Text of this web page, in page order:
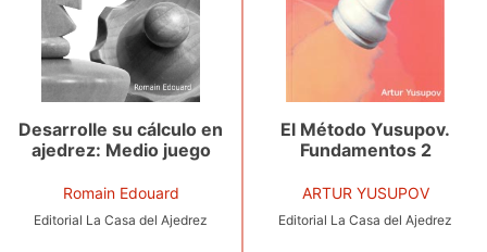
Desarrolle su cálculo en
ajedrez: Medio juego
Romain Edouard
Editorial La Casa del Ajedrez
El Método Yusupov.
Fundamentos 2
ARTUR YUSUPOV
Editorial La Casa del Ajedrez